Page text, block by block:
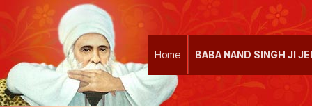
Home BABA NAND SINGH JI